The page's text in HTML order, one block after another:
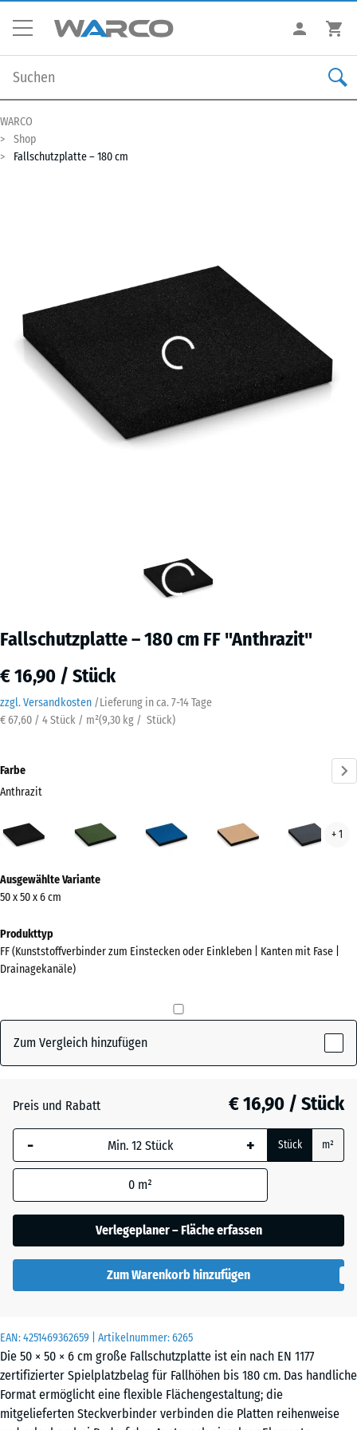
WARCO
Shop
Fallschutzplatte – 180 cm
Fallschutzplatte – 180 cm FF "Anthrazit"
€ 16,90 / Stück
zzgl. Versandkosten /Lieferung in ca. 7-14 Tage
€ 67,60 / 4 Stück / m²(9,30 kg / Stück)
EAN:4251469362659 | Artikelnummer:6265
Die 50 × 50 × 6 cm große Fallschutzplatte ist ein nach EN 1177
zertifizierter Spielplatzbelag für Fallhöhen bis 180 cm. Das handliche
Format ermöglicht eine flexible Flächengestaltung; die
mitgelieferten Steckverbinder verbinden die Platten reihenweise
Farbe
Anthrazit
(active)
Himmelblau Sandbeige
+ 1
Informationen
zu
Farben?
Farbpalette
(active)
Himmelblau + € 3,00
Sandbeige + € 3,50
Schiefergrau + € 3,00
Ausgewählte Variante
50 x 50 x 6 cm
Produkttyp
FF (Kunststoffverbinder zum Einstecken oder Einkleben | Kanten mit Fase |
Drainagekanäle)
Zum Vergleich hinzufügen
Preis und Rabatt € 16,90 / Stück
- + Stück m²
0 m²
Verlegeplaner – Fläche erfassen
Zum Warenkorb hinzufügen